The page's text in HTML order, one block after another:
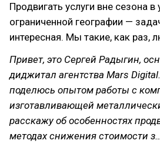
Продвигать услуги вне сезона в
ограниченной географии —
интересная. Мы такие, как раз,
Привет, это Сергей Радыгин,
диджитал агентства Mars
поделюсь опытом работы с
изготавливающей
расскажу об особенностях
методах снижения стоимости з…